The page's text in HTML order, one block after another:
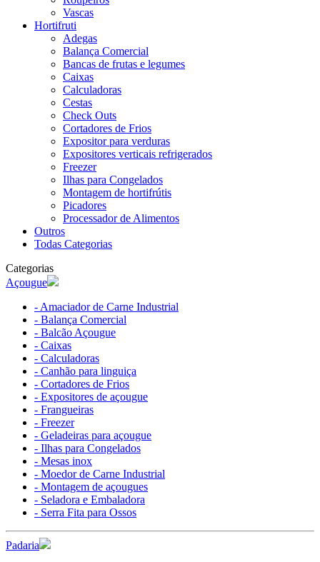
Vascas
Hortifruti
Adegas
Balança Comercial
Bancas de frutas e legumes
Caixas
Calculadoras
Cestas
Check Outs
Cortadores de Frios
Expositor para verduras
Expositores verticais refrigerados
Freezer
Ilhas para Congelados
Montagem de hortifrútis
Picadores
Processador de Alimentos
Outros
Todas Categorias
Categorias
Açougue
- Amaciador de Carne Industrial
- Balança Comercial
- Balcão Açougue
- Caixas
- Calculadoras
- Canhão para linguiça
- Cortadores de Frios
- Expositores de açougue
- Frangueiras
- Freezer
- Geladeiras para açougue
- Ilhas para Congelados
- Mesas inox
- Moedor de Carne Industrial
- Montagem de açougues
- Seladora e Embaladora
- Serra Fita para Ossos
Padaria